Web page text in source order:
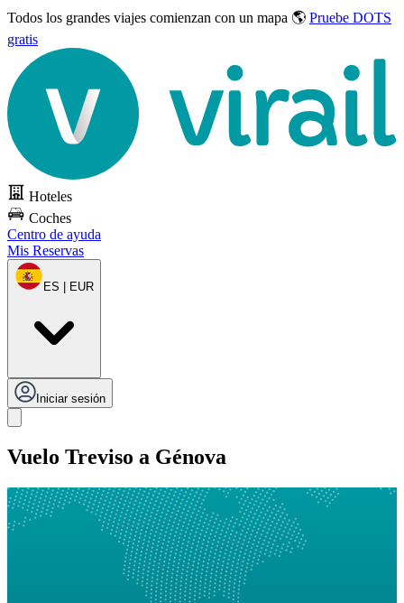
Todos los grandes viajes comienzan con un mapa 🌎 Pruebe DOTS
gratis
Hoteles
Coches
Centro de ayuda
Mis Reservas
ES | EUR
Iniciar sesión
Vuelo Treviso a Génova